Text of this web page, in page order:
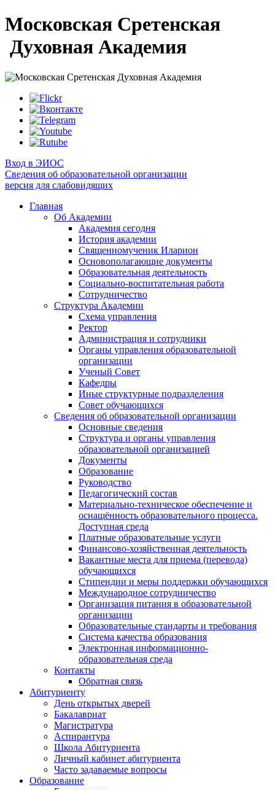
Московская Сретенская
Духовная Академия
Вход в ЭИОС
Сведения об образовательной организации
версия для слабовидящих
Главная
Об Академии
Академия сегодня
История академии
Священномученик Иларион
Основополагающие документы
Образовательная деятельность
Социально-воспитательная работа
Сотрудничество
Структура Академии
Схема управления
Ректор
Администрация и сотрудники
Органы управления образовательной
организации
Ученый Совет
Кафедры
Иные структурные подразделения
Совет обучающихся
Сведения об образовательной организации
Основные сведения
Структура и органы управления
образовательной организацией
Документы
Образование
Руководство
Педагогический состав
Материально-техническое обеспечение и
оснащённость образовательного процесса.
Доступная среда
Платные образовательные услуги
Финансово-хозяйственная деятельность
Вакантные места для приема (перевода)
обучающихся
Стипендии и меры поддержки обучающихся
Международное сотрудничество
Организация питания в образовательной
организации
Образовательные стандарты и требования
Система качества образования
Электронная информационно-
образовательная среда
Контакты
Обратная связь
Абитуриенту
День открытых дверей
Бакалавриат
Магистратура
Аспирантура
Школа Абитуриента
Личный кабинет абитуриента
Часто задаваемые вопросы
Образование